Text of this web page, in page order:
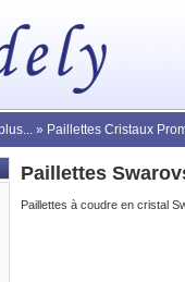
» Paillettes Cristaux
Paillettes
Paillettes à coudre en cristal